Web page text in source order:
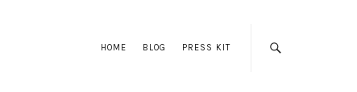
HOME BLOG PRESS KIT